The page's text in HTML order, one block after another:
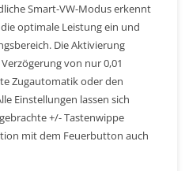
Smart-VW-Modus erkennt
optimale Leistung ein und
Die Aktivierung
von nur 0,01
Zugautomatik oder den
Einstellungen lassen sich
+/- Tastenwippe
mit dem Feuerbutton auch